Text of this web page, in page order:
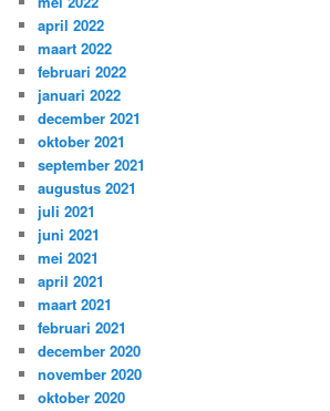
april 2022
maart 2022
februari 2022
januari 2022
december 2021
oktober 2021
september 2021
augustus 2021
juli 2021
juni 2021
mei 2021
april 2021
maart 2021
februari 2021
december 2020
november 2020
oktober 2020